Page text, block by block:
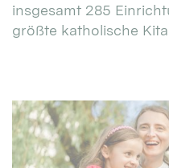
insgesamt 285
größte katholische